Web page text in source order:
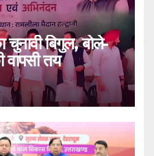
चुनावी बिगुल, बोले-
वापसी तय